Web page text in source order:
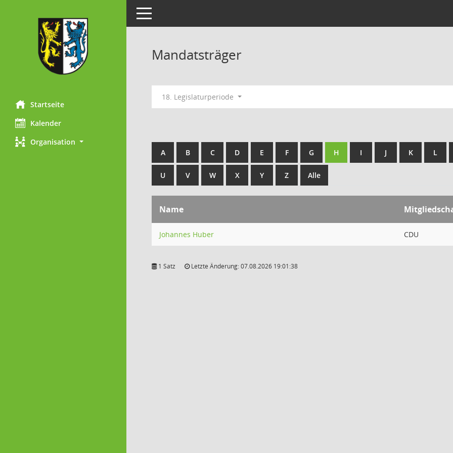
Startseite
Kalender
Organisation
Toggle navigation
Mandatsträger
18. Legislaturperiode
A B C D E F G H I J K L
U V W X Y Z Alle
Name
Johannes Huber CDU
1 Satz Letzte Änderung: 07.08.2026 19:01:38